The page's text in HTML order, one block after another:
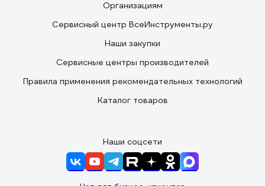
Организациям
Сервисный центр ВсеИнструменты.ру
Наши закупки
Сервисные центры производителей
Правила применения рекомендательных технологий
Каталог товаров
Наши соцсети